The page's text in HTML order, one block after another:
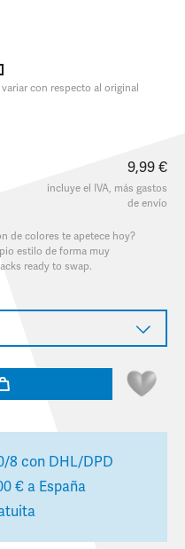
con respecto al original
9,99 €
incluye el IVA, más gastos
de envío
de colores te apetece hoy?
estilo de forma muy
ready to swap.
8 con DHL/DPD
€ a España